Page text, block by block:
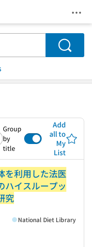
Search
Group
by
title
Add
all to
My
List
を利用した法医
ハイスループッ
究
National Diet Library